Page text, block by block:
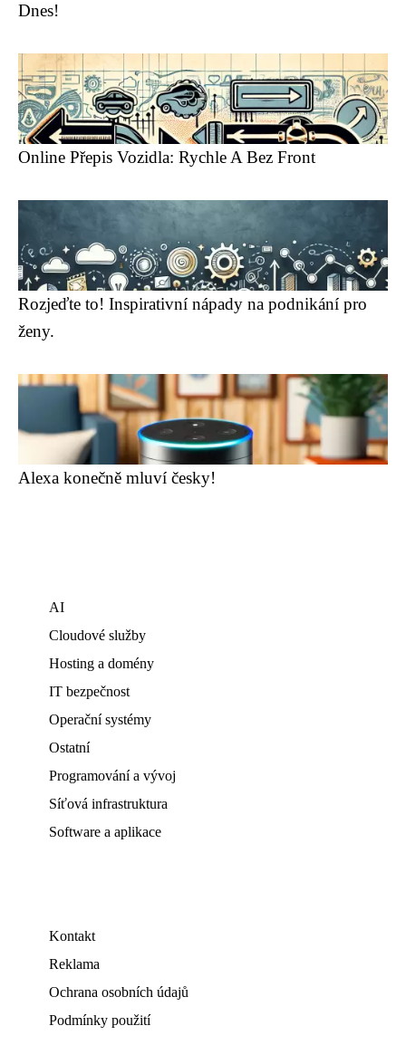
Dnes!
Online Přepis Vozidla: Rychle A Bez Front
Rozjeďte to! Inspirativní nápady na podnikání pro
ženy.
Alexa konečně mluví česky!
AI
Cloudové služby
Hosting a domény
IT bezpečnost
Operační systémy
Ostatní
Programování a vývoj
Síťová infrastruktura
Software a aplikace
Kontakt
Reklama
Ochrana osobních údajů
Podmínky použití